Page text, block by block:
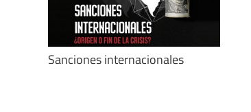
Sanciones internacionales